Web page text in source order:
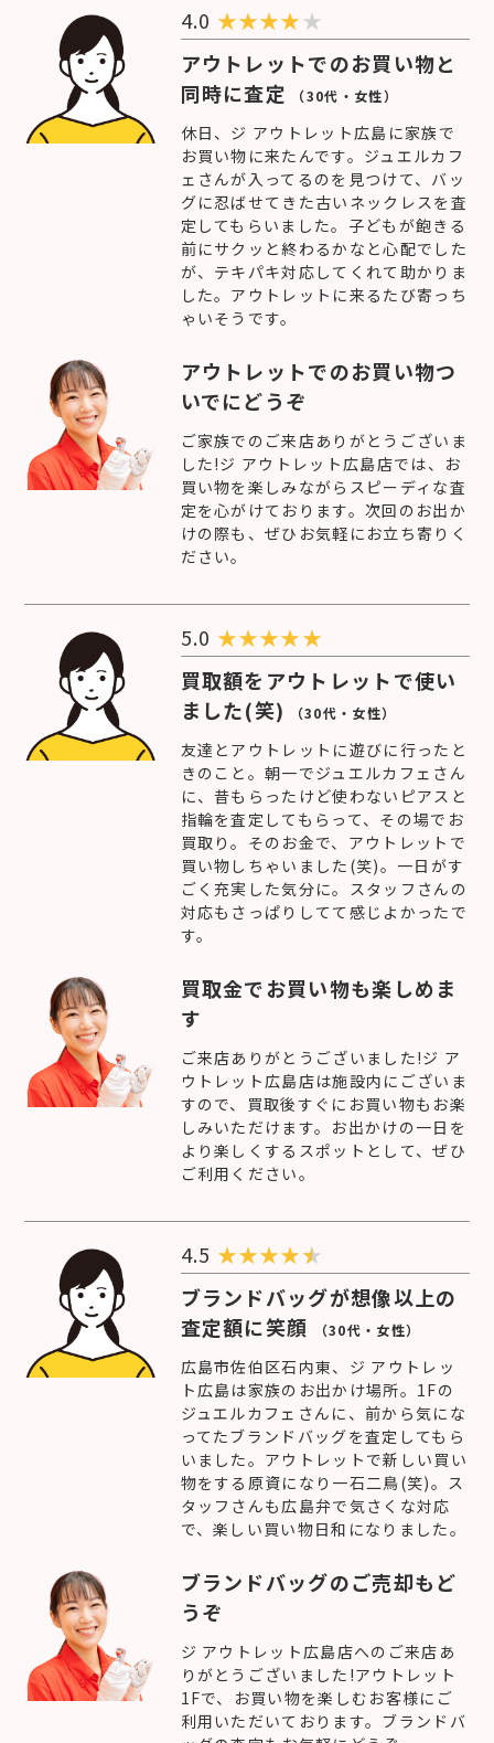
4.0 ★★★★★
アウトレットでのお買い物と
同時に査定
（30代・女性）
休日、ジ アウトレット広島に家族で
お買い物に来たんです。ジュエルカフ
ェさんが入ってるのを見つけて、バッ
グに忍ばせてきた古いネックレスを査
定してもらいました。子どもが飽きる
前にサクッと終わるかなと心配でした
が、テキパキ対応してくれて助かりま
した。アウトレットに来るたび寄っち
ゃいそうです。
アウトレットでのお買い物つ
いでにどうぞ
ご家族でのご来店ありがとうございま
した!ジ アウトレット広島店では、お
買い物を楽しみながらスピーディな査
定を心がけております。次回のお出か
けの際も、ぜひお気軽にお立ち寄りく
ださい。
5.0 ★★★★★
買取額をアウトレットで使い
ました(笑)
（30代・女性）
友達とアウトレットに遊びに行ったと
きのこと。朝一でジュエルカフェさん
に、昔もらったけど使わないピアスと
指輪を査定してもらって、その場でお
買取り。そのお金で、アウトレットで
買い物しちゃいました(笑)。一日がす
ごく充実した気分に。スタッフさんの
対応もさっぱりしてて感じよかったで
す。
買取金でお買い物も楽しめま
す
ご来店ありがとうございました!ジ ア
ウトレット広島店は施設内にございま
すので、買取後すぐにお買い物もお楽
しみいただけます。お出かけの一日を
より楽しくするスポットとして、ぜひ
ご利用ください。
4.5 ★★★★
ブランドバッグが想像以上の
査定額に笑顔
（30代・女性）
広島市佐伯区石内東、ジ アウトレッ
ト広島は家族のお出かけ場所。1Fの
ジュエルカフェさんに、前から気にな
ってたブランドバッグを査定してもら
いました。アウトレットで新しい買い
物をする原資になり一石二鳥(笑)。ス
タッフさんも広島弁で気さくな対応
で、楽しい買い物日和になりました。
ブランドバッグのご売却もど
うぞ
ジ アウトレット広島店へのご来店あ
りがとうございました!アウトレット
1Fで、お買い物を楽しむお客様にご
利用いただいております。ブランドバ